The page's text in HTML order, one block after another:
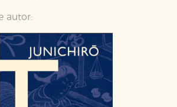
autor: